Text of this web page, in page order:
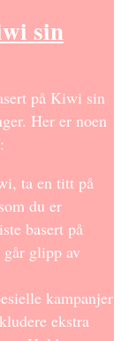
sin
på Kiwi sin
Her er noen
ta en titt på
du er
basert på
glipp av
kampanjer
ekstra